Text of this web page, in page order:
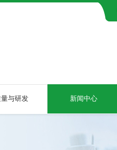
量与研发 新闻中心